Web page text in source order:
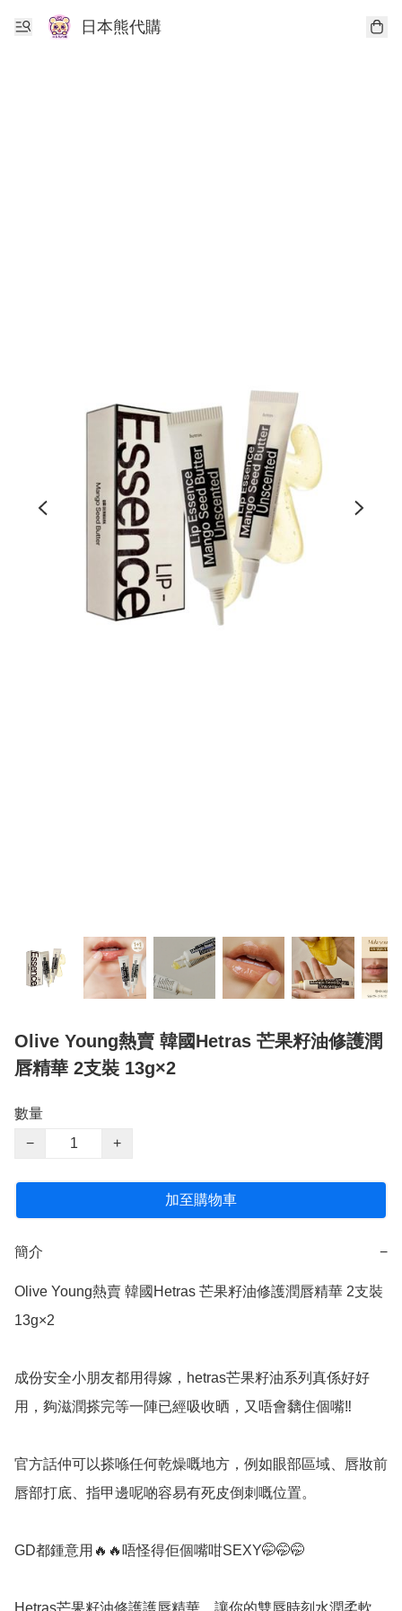
日本熊代購
Olive Young熱賣 韓國Hetras 芒果籽油修護潤
唇精華 2支裝 13g×2
數量
−
+
加至購物車
簡介 −
Olive Young熱賣 韓國Hetras 芒果籽油修護潤唇精華 2支裝
13g×2
成份安全小朋友都用得嫁，hetras芒果籽油系列真係好好
用，夠滋潤搽完等一陣已經吸收晒，又唔會黐住個嘴‼️
官方話仲可以搽喺任何乾燥嘅地方，例如眼部區域、唇妝前
唇部打底、指甲邊呢啲容易有死皮倒刺嘅位置。
GD都鍾意用🔥🔥唔怪得佢個嘴咁SEXY🤭🤭🤭
Hetras芒果籽油修護護唇精華，讓你的雙唇時刻水潤柔軟，